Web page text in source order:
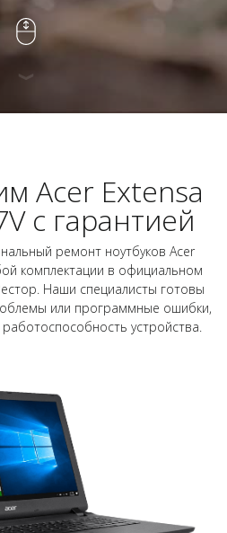
Acer Extensa
с гарантией
ремонт ноутбуков Acer
комплектации в официальном
Наши специалисты готовы
или программные ошибки,
устройства.